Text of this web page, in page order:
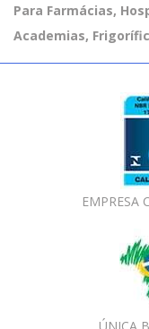
Para Farmácias,
Academias,
EMPRESA